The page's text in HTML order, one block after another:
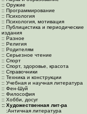
:: Оружие
:: Программирование
:: Психология
:: Психология, мотивация
:: Публицистика и периодические
издания
:: Разное
:: Религия
:: Родителям
:: Серьезное чтение
:: Спорт
:: Спорт, здоровье, красота
:: Справочники
:: Техника и конструкции
:: Учебная и научная литература
:: Фен-Шуй
:: Философия
:: Хобби, досуг
:: Художественная лит-ра
:Античная литература